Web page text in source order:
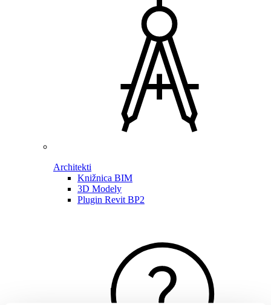
Architekti
Knižnica BIM
3D Modely
Plugin Revit BP2